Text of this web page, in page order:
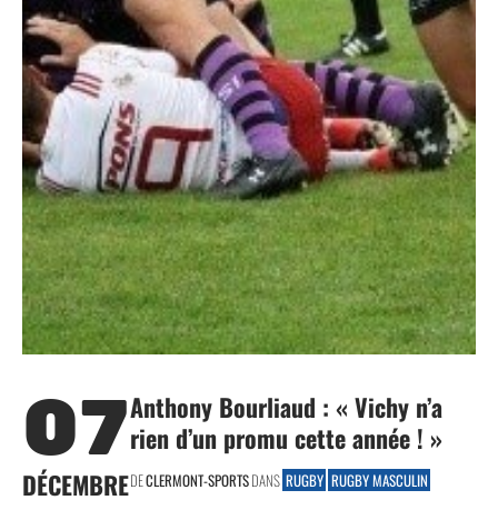
07
DÉCEMBRE
Anthony Bourliaud : « Vichy n’a
rien d’un promu cette année ! »
DECLERMONT-SPORTSDANS RUGBY RUGBY MASCULIN